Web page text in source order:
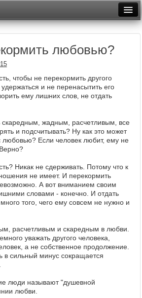
Неделя
Рейтинги
Фототоп
Видеотоп
любовью?
чтобы не перекормить другого
и не перенасытить его
ему лишних слов, не отдать
жадным, расчетливым, все
и подсчитывать? Ну как это может
любовью? Если человек любит, ему не
Никак не сдерживать. Потому что к
не имеет. И перекормить
А вот вниманием своим
словами - конечно. И отдать
того, чего ему совсем не нужно и
расчетливым и скаредным в любви.
уважать другого человека,
а не собственное продолжение.
в сильный минус сокращается
люди называют "душевной
любви.